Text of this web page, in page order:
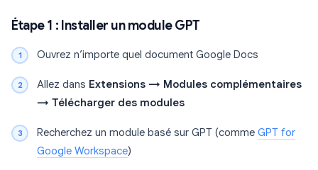
Étape 1 : Installer un module GPT
Ouvrez n’importe quel document Google Docs
Allez dans Extensions → Modules complémentaires
→ Télécharger des modules
Recherchez un module basé sur GPT (comme GPT for
Google Workspace)